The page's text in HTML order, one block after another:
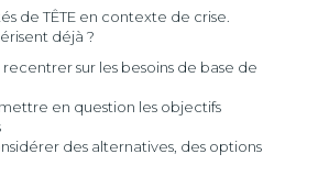
de TÊTE en contexte de crise.
déjà ?
sur les besoins de base de
en question les objectifs
des alternatives, des options